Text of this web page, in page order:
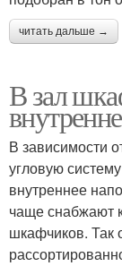
читать дальше →
В зал
В зависимости
угловую
внутреннее
чаще снабжают
шкафчиков. Так